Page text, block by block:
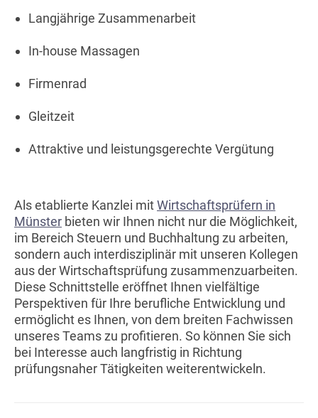
Langjährige Zusammenarbeit
In-house Massagen
Firmenrad
Gleitzeit
Attraktive und leistungsgerechte Vergütung
Als etablierte Kanzlei mitWirtschaftsprüfern in
Münster bieten wir Ihnen nicht nur die Möglichkeit,
im Bereich Steuern und Buchhaltung zu arbeiten,
sondern auch interdisziplinär mit unseren Kollegen
aus der Wirtschaftsprüfung zusammenzuarbeiten.
Diese Schnittstelle eröffnet Ihnen vielfältige
Perspektiven für Ihre berufliche Entwicklung und
ermöglicht es Ihnen, von dem breiten Fachwissen
unseres Teams zu profitieren. So können Sie sich
bei Interesse auch langfristig in Richtung
prüfungsnaher Tätigkeiten weiterentwickeln.